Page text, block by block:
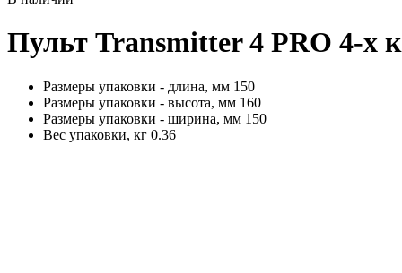
Пульт Transmitter 4 PRO 4-х
Размеры упаковки - длина, мм 150
Размеры упаковки - высота, мм 160
Размеры упаковки - ширина, мм 150
Вес упаковки, кг 0.36